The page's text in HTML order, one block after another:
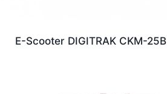
E-Scooter DIGITRAK CKM-25B